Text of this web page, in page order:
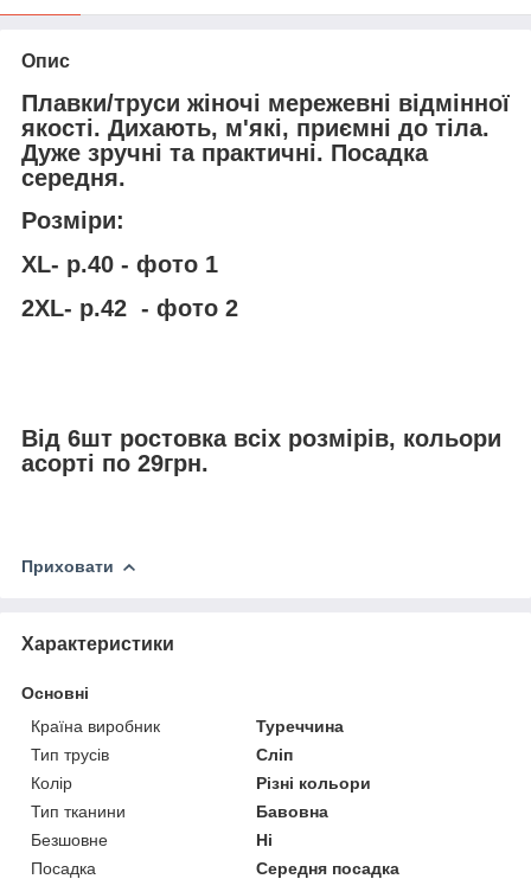
Опис
Плавки/труси жіночі мережевні відмінної
якості. Дихають, м'які, приємні до тіла.
Дуже зручні та практичні. Посадка
середня.
Розміри:
ХL- р.40 - фото 1
2ХL- р.42 - фото 2
Від 6шт ростовка всіх розмірів, кольори
асорті по 29грн.
Приховати
Характеристики
Основні
Країна виробник
Туреччина
Тип трусів
Сліп
Колір
Різні кольори
Тип тканини
Бавовна
Безшовне
Ні
Посадка
Середня посадка